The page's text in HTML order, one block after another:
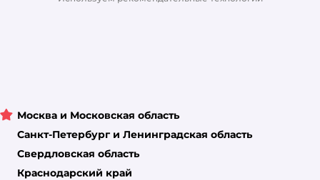
Москва и Московская область
Санкт-Петербург и Ленинградская область
Свердловская область
Краснодарский край